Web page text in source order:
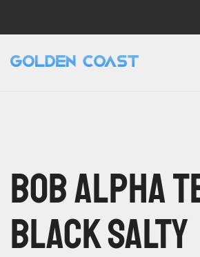
Bob Alpha
Black Salty